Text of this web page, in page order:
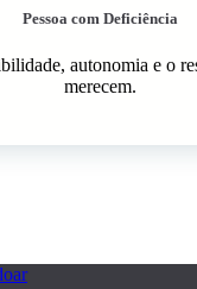
Pessoa com Deficiência
autonomia e o
merecem.